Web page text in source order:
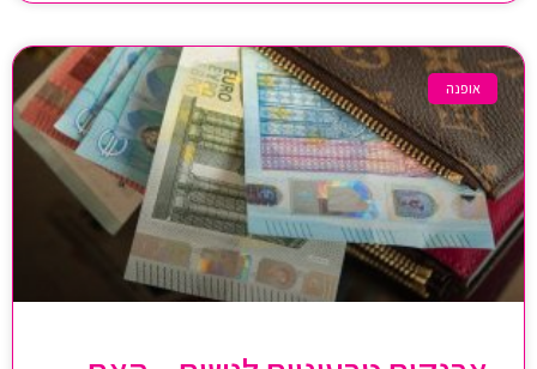
אופנה